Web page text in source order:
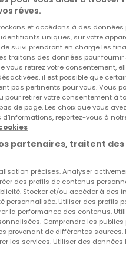
écoute pour la
en toute confiance.
two units each and
à domicile
gratuit avec le code
plus rapide du
rêves.
et accédons à des
uniques, sur votre
suivi prendront en charge les
traitons des données pour fournir
vous retirez votre consentement,
il est possible que
pas pertinents pour vous. Vous
pour retirer votre consentement à
de page. Les choix que vous
d’informations, reportez-vous à
partenaires, traitent
précises. Analyser
des profils de contenus
Stocker et/ou accéder à des
personnalisée. Utiliser des profils
la performance des contenus.
Comprendre les
provenant de différentes sources.
les services. Utiliser des